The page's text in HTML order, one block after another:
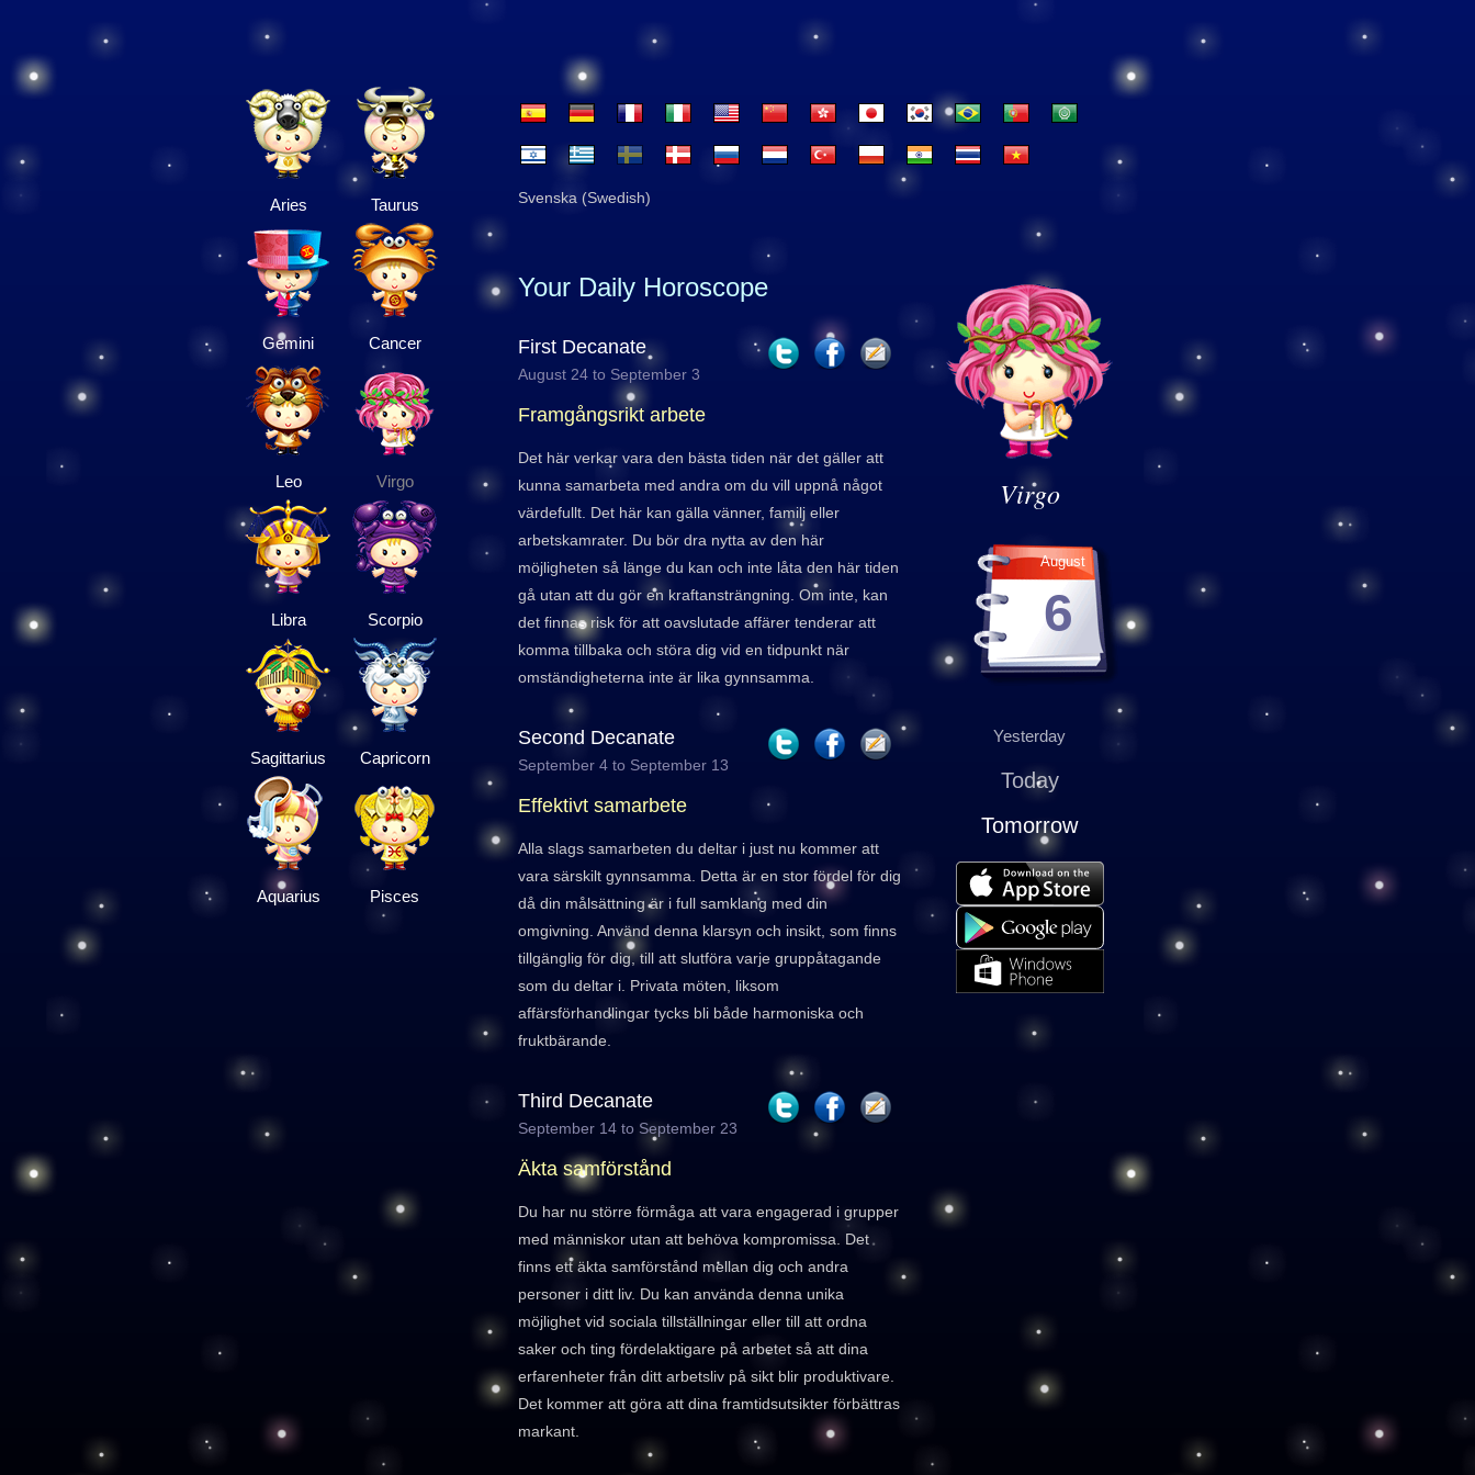
Aries Taurus
Gemini Cancer
Leo Virgo
Libra Scorpio
Sagittarius Capricorn
Aquarius Pisces
Svenska (Swedish)
Virgo
August
6
Yesterday
Today
Tomorrow
Your Daily Horoscope
First Decanate
August 24 to September 3
Framgångsrikt arbete
Det här verkar vara den bästa tiden när det gäller att
kunna samarbeta med andra om du vill uppnå något
värdefullt. Det här kan gälla vänner, familj eller
arbetskamrater. Du bör dra nytta av den här
möjligheten så länge du kan och inte låta den här tiden
gå utan att du gör en kraftansträngning. Om inte, kan
det finnas risk för att oavslutade affärer tenderar att
komma tillbaka och störa dig vid en tidpunkt när
omständigheterna inte är lika gynnsamma.
Second Decanate
September 4 to September 13
Effektivt samarbete
Alla slags samarbeten du deltar i just nu kommer att
vara särskilt gynnsamma. Detta är en stor fördel för dig
då din målsättning är i full samklang med din
omgivning. Använd denna klarsyn och insikt, som finns
tillgänglig för dig, till att slutföra varje gruppåtagande
som du deltar i. Privata möten, liksom
affärsförhandlingar tycks bli både harmoniska och
fruktbärande.
Third Decanate
September 14 to September 23
Äkta samförstånd
Du har nu större förmåga att vara engagerad i grupper
med människor utan att behöva kompromissa. Det
finns ett äkta samförstånd mellan dig och andra
personer i ditt liv. Du kan använda denna unika
möjlighet vid sociala tillställningar eller till att ordna
saker och ting fördelaktigare på arbetet så att dina
erfarenheter från ditt arbetsliv på sikt blir produktivare.
Det kommer att göra att dina framtidsutsikter förbättras
markant.